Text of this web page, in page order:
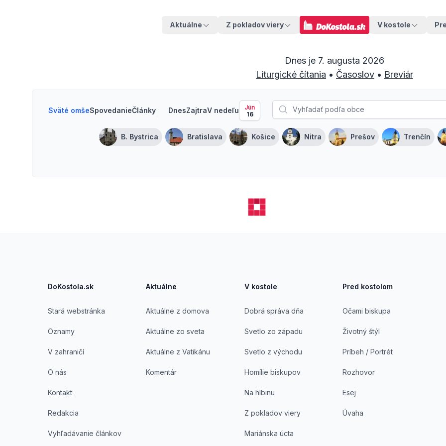
Aktuálne Z pokladov viery V kostole
Dnes je 7. augusta 2026
Liturgické čítania • Časoslov • Breviár
Sväté omšeSpovedanieČlánky DnesZajtraV nedeľu
Jún
16
B. Bystrica Bratislava Košice Nitra Prešov Trenčín
DoKostola.sk
Stará webstránka
Oznamy
V zahraničí
O nás
Kontakt
Redakcia
Vyhľadávanie článkov
Aktuálne
Aktuálne z domova
Aktuálne zo sveta
Aktuálne z Vatikánu
Komentár
V kostole
Dobrá správa dňa
Svetlo zo západu
Svetlo z východu
Homílie biskupov
Na hlbinu
Z pokladov viery
Mariánska úcta
Pred kostolom
Očami biskupa
Životný štýl
Príbeh / Portrét
Rozhovor
Esej
Úvaha